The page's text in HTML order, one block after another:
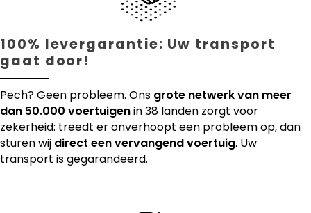
100% levergarantie: Uw transport
gaat door!
Pech? Geen probleem. Ons grote netwerk van meer
dan 50.000 voertuigenin 38 landen zorgt voor
zekerheid: treedt er onverhoopt een probleem op, dan
sturen wij direct een vervangend voertuig. Uw
transport is gegarandeerd.